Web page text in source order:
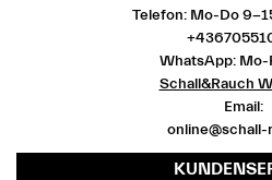
Telefon: Mo-Do 9-
WhatsApp:
Schall&Rauch
Email:
online@schall-